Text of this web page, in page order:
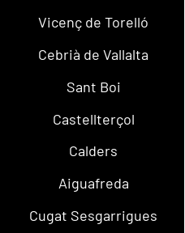
Vicenç de Torelló
Cebrià de Vallalta
Sant Boi
Castellterçol
Calders
Aiguafreda
Cugat Sesgarrigues